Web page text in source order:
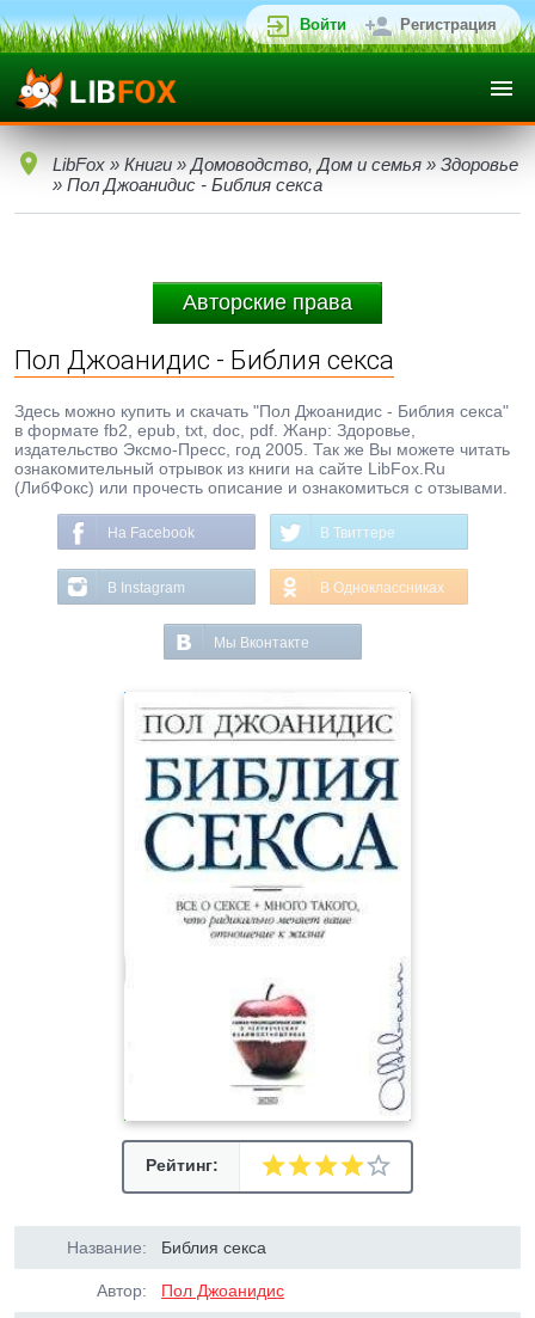
Войти Регистрация
LibFox » Книги » Домоводство, Дом и семья » Здоровье
» Пол Джоанидис - Библия секса
Авторские права
Пол Джоанидис - Библия секса
Здесь можно купить и скачать "Пол Джоанидис - Библия секса"
в формате fb2, epub, txt, doc, pdf. Жанр: Здоровье,
издательство Эксмо-Пресс, год 2005. Так же Вы можете читать
ознакомительный отрывок из книги на сайте LibFox.Ru
(ЛибФокс) или прочесть описание и ознакомиться с отзывами.
На Facebook В Твиттере
В Instagram В Одноклассниках
Мы Вконтакте
Рейтинг:
Название: Библия секса
Автор: Пол Джоанидис